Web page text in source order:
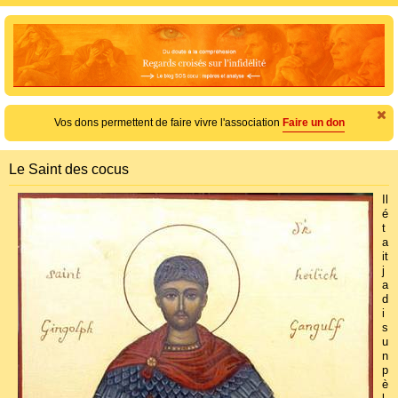
c
e
r
e
Vos dons permettent de faire vivre l'association Faire un don
Le Saint des cocus
é
t
a
it
j
a
d
i
s
u
n
p
è